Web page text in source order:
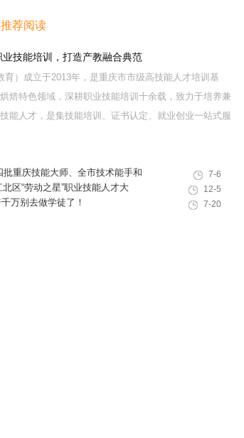
荐阅读
技能培训，打造产教融合典范
）成立于2013年，是重庆市市级高技能人才培训基
焙特色领域，深耕职业技能培训十余载，致力于培养兼
能人才，是集技能培训、证书认定、就业创业一站式服
批重庆技能大师、全市技术能手和
能之星名单出炉，重庆欧艺职业
校技能人才榜上有名！
7-6
区“劳动之星”职业技能人才大
手荣获互联网营销师第一名
12-5
万别去做学徒了！ 7-20